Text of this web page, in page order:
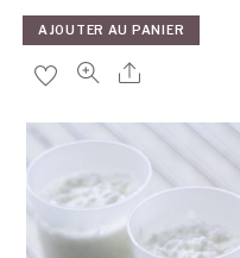
AJOUTER AU PANIER